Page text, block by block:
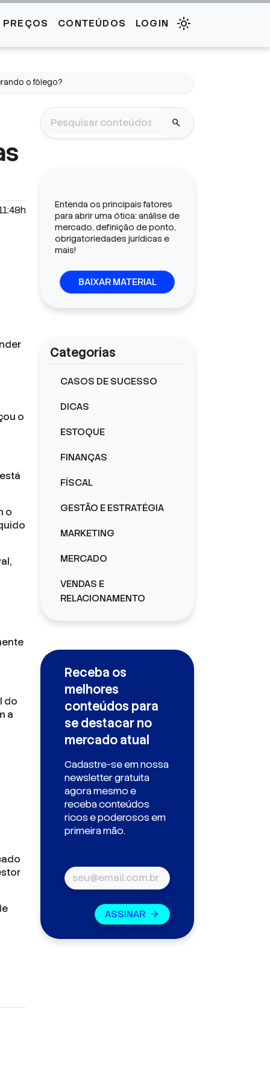
PREÇOS CONTEÚDOS LOGIN
o fôlego?
o
o
do
a
search
Entenda os principais fatores
para abrir uma ótica: análise de
mercado, definição de ponto,
obrigatoriedades jurídicas e
mais!
BAIXAR MATERIAL
Categorias
CASOS DE SUCESSO
DICAS
ESTOQUE
FINANÇAS
FÍSCAL
GESTÃO E ESTRATÉGIA
MARKETING
MERCADO
VENDAS E
RELACIONAMENTO
Receba os
melhores
conteúdos para
se destacar no
mercado atual
Cadastre-se em nossa
newsletter gratuita
agora mesmo e
receba conteúdos
ricos e poderosos em
primeira mão.
ASSINAR arrow_forward